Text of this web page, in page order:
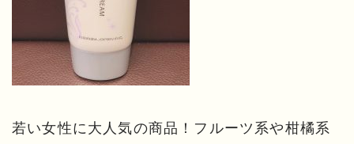
若い女性に大人気の商品！フルーツ系や柑橘系